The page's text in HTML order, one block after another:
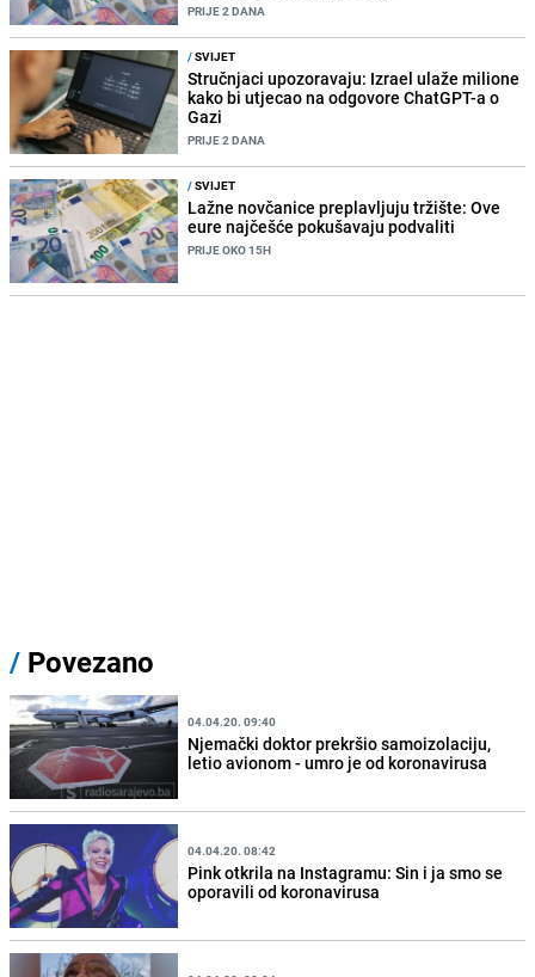
PRIJE 2 DANA
/SVIJET
Stručnjaci upozoravaju: Izrael ulaže milione
kako bi utjecao na odgovore ChatGPT-a o
Gazi
PRIJE 2 DANA
/SVIJET
Lažne novčanice preplavljuju tržište: Ove
eure najčešće pokušavaju podvaliti
PRIJE OKO 15H
/ Povezano
04.04.20. 09:40
Njemački doktor prekršio samoizolaciju,
letio avionom - umro je od koronavirusa
04.04.20. 08:42
Pink otkrila na Instagramu: Sin i ja smo se
oporavili od koronavirusa